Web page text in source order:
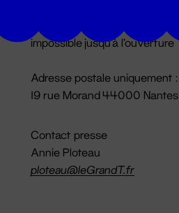
impossible jusqu'à l'ouverture
Adresse postale uniquement :
19 rue Morand 44000 Nantes
Contact presse
Annie Ploteau
ploteau@leGrandT.fr